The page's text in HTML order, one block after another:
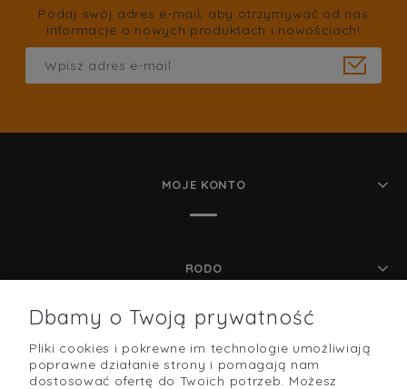
Podaj swój adres e-mail, aby otrzymywać od nas
informacje o nowych produktach i nowościach!
MOJE KONTO
RODO
POMOC
Dbamy o Twoją prywatność
Pliki cookies i pokrewne im technologie umożliwiają
poprawne działanie strony i pomagają nam
dostosować ofertę do Twoich potrzeb. Możesz